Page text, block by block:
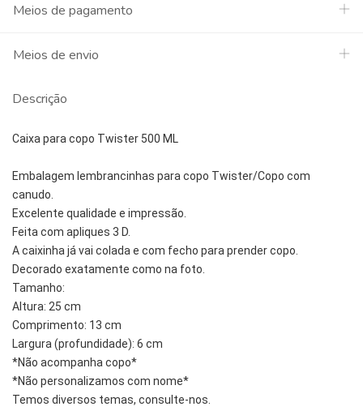
Meios de pagamento
Meios de envio
Descrição
Caixa para copo Twister 500 ML
Embalagem lembrancinhas para copo Twister/Copo com
canudo.
Excelente qualidade e impressão.
Feita com apliques 3 D.
A caixinha já vai colada e com fecho para prender copo.
Decorado exatamente como na foto.
Tamanho:
Altura: 25 cm
Comprimento: 13 cm
Largura (profundidade): 6 cm
*Não acompanha copo*
*Não personalizamos com nome*
Temos diversos temas, consulte-nos.